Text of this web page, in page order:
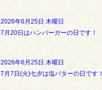
2026年6月25日 木曜日
7月20日はハンバーガーの日です！
2026年6月25日 木曜日
7月7日(火)七夕は塩バターの日です！